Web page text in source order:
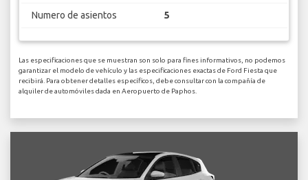
Numero de asientos 5
Las especificaciones que se muestran son solo para fines informativos, no podemos
garantizar el modelo de vehículo y las especificaciones exactas de Ford Fiesta que
recibirá. Para obtener detalles específicos, debe consultar con la compañía de
alquiler de automóviles dada en Aeropuerto de Paphos.